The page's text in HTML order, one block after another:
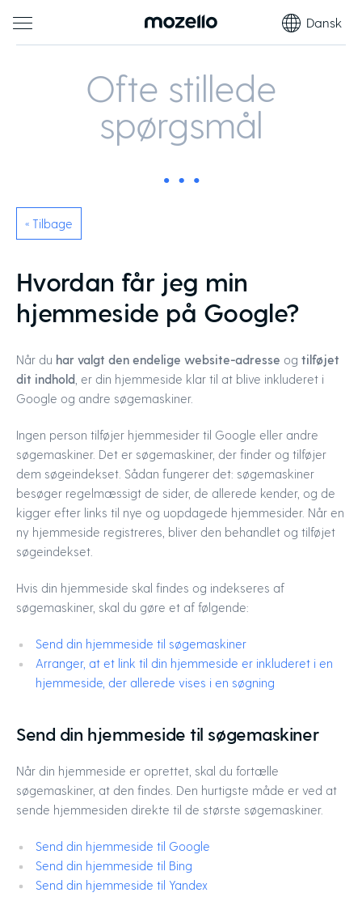
Dansk
Ofte stillede
spørgsmål
« Tilbage
Hvordan får jeg min
hjemmeside på Google?
Når du har valgt den endelige website-adresse og tilføjet
dit indhold , er din hjemmeside klar til at blive inkluderet i
Google og andre søgemaskiner.
Ingen person tilføjer hjemmesider til Google eller andre
søgemaskiner. Det er søgemaskiner, der finder og tilføjer
dem søgeindekset. Sådan fungerer det: søgemaskiner
besøger regelmæssigt de sider, de allerede kender, og de
kigger efter links til nye og uopdagede hjemmesider. Når en
ny hjemmeside registreres, bliver den behandlet og tilføjet
søgeindekset.
Hvis din hjemmeside skal findes og indekseres af
søgemaskiner, skal du gøre et af følgende:
Send din hjemmeside til søgemaskiner
Arranger, at et link til din hjemmeside er inkluderet i en
hjemmeside, der allerede vises i en søgning
Send din hjemmeside til søgemaskiner
Når din hjemmeside er oprettet, skal du fortælle
søgemaskiner, at den findes. Den hurtigste måde er ved at
sende hjemmesiden direkte til de største søgemaskiner.
Send din hjemmeside til Google
Send din hjemmeside til Bing
Send din hjemmeside til Yandex